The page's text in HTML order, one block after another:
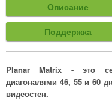
Описание
Поддержка
Planar Matrix - это
диагоналями 46, 55 и 60
видеостен.